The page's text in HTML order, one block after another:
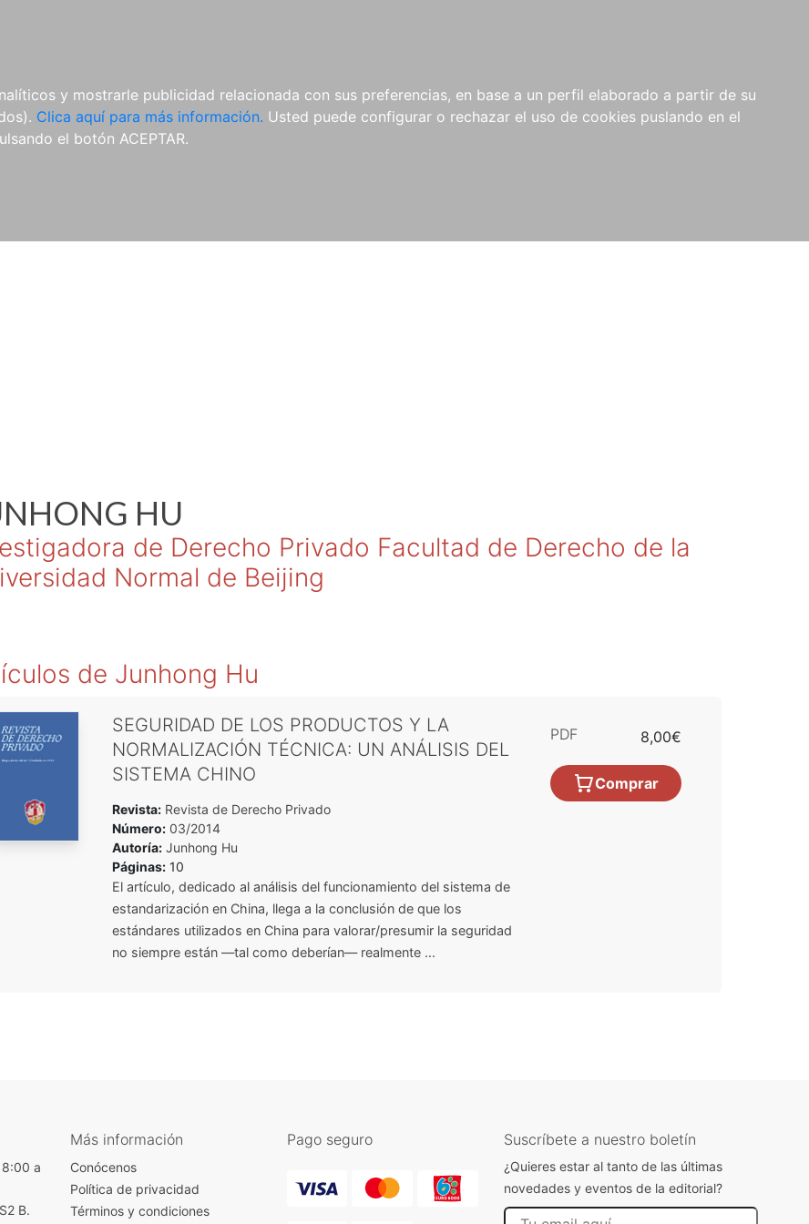
y mostrarle publicidad relacionada con sus preferencias, en base a un perfil elaborado a partir de su
Clica aquí para más información. Usted puede configurar o rechazar el uso de cookies puslando en el
el botón ACEPTAR.
E-BOOKS
LibrosAutoresColecciones
HU
de Derecho Privado Facultad de Derecho de la
Normal de Beijing
de Junhong Hu
SEGURIDAD DE LOS PRODUCTOS Y LA
NORMALIZACIÓN TÉCNICA: UN ANÁLISIS DEL
SISTEMA CHINO
Revista:Revista de Derecho Privado
Número:03/2014
Autoría: Junhong Hu
Páginas:10
El artículo, dedicado al análisis del funcionamiento del sistema de
estandarización en China, llega a la conclusión de que los
estándares utilizados en China para valorar/presumir la seguridad
no siempre están —tal como deberían— realmente ...
PDF 8,00€
Comprar
8:00 a
B.
Más información
Conócenos
Política de privacidad
Términos y condiciones
Pago seguro Suscríbete a nuestro boletín
¿Quieres estar al tanto de las últimas
novedades y eventos de la editorial?